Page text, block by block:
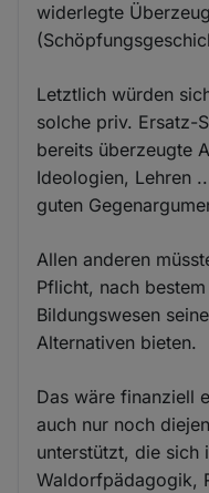
widerlegte
Letztlich würden
solche priv. Ersatz-
bereits überzeugte
Ideologien, Lehren
guten
Allen anderen
Pflicht, nach
Bildungswesen
Alternativen bieten.
Das wäre finanziell
auch nur noch
unterstützt, die sich
Waldorfpädagogik,